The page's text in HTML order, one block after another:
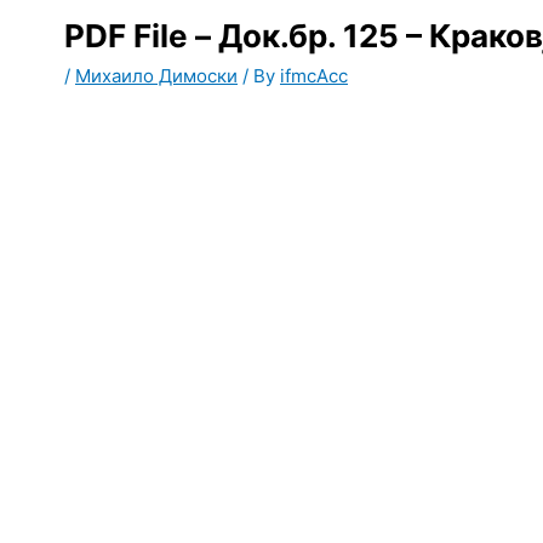
PDF File – Док.бр. 125 –
/ Михаило Димоски / By ifmcAcc